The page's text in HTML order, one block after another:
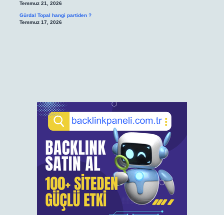
Temmuz 21, 2026
Gürdal Topal hangi partiden ?
Temmuz 17, 2026